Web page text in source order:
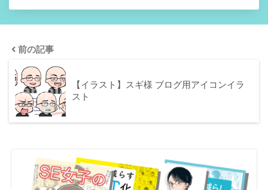
前の記事
【イラスト】スギ様 ブログ用アイコンイラ
スト